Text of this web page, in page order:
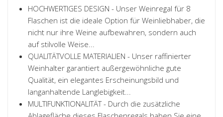
HOCHWERTIGES DESIGN - Unser Weinregal für 8
Flaschen ist die ideale Option für Weinliebhaber, die
nicht nur ihre Weine aufbewahren, sondern auch
auf stilvolle Weise...
QUALITÄTVOLLE MATERIALIEN - Unser raffinierter
Weinhalter garantiert außergewöhnliche gute
Qualität, ein elegantes Erscheinungsbild und
langanhaltende Langlebigkeit...
MULTIFUNKTIONALITÄT - Durch die zusätzliche